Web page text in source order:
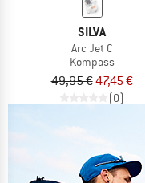
SILVA
Arc Jet C
Kompass
49,95 €47,45 €
(0)